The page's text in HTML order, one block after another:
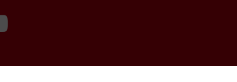
auf Facebook
uns auf Instagram
Sie uns bei Vimeo